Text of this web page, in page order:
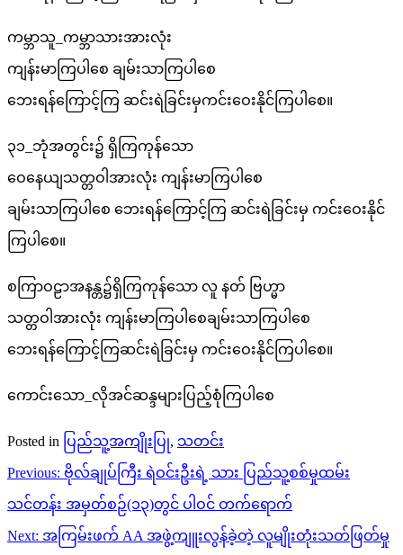
ကမ္ဘာသူ_ကမ္ဘာသားအားလုံး
ကျန်းမာကြပါစေ ချမ်းသာကြပါစေ
ဘေးရန်ကြောင့်ကြ ဆင်းရဲခြင်းမှကင်းဝေးနိုင်ကြပါစေ။
၃၁_ဘုံအတွင်း၌ ရှိကြကုန်သော
ဝေနေယျသတ္တဝါအားလုံး ကျန်းမာကြပါစေ
ချမ်းသာကြပါစေ ဘေးရန်ကြောင့်ကြ ဆင်းရဲခြင်းမှ ကင်းဝေးနိုင်
ကြပါစေ။
စကြာဝဠာအနန္တ၌ရှိကြကုန်သော လူ နတ် ဗြဟ္မာ
သတ္တဝါအားလုံး ကျန်းမာကြပါစေချမ်းသာကြပါစေ
ဘေးရန်ကြောင့်ကြဆင်းရဲခြင်းမှ ကင်းဝေးနိုင်ကြပါစေ။
ကောင်းသော_လိုအင်ဆန္ဒများပြည့်စုံကြပါစေ
Posted in ပြည်သူ့အကျိုးပြု, သတင်း
Post
navigation
Previous: ဗိုလ်ချုပ်ကြီး ရဲဝင်းဦးရဲ့ သား ပြည်သူ့စစ်မှုထမ်း
သင်တန်း အမှတ်စဉ်(၁၃)တွင် ပါဝင် တက်ရောက်
Next: အကြမ်းဖက် AA အဖွဲ့ကျူးလွန်ခဲ့တဲ့ လူမျိုးတုံးသတ်ဖြတ်မှု